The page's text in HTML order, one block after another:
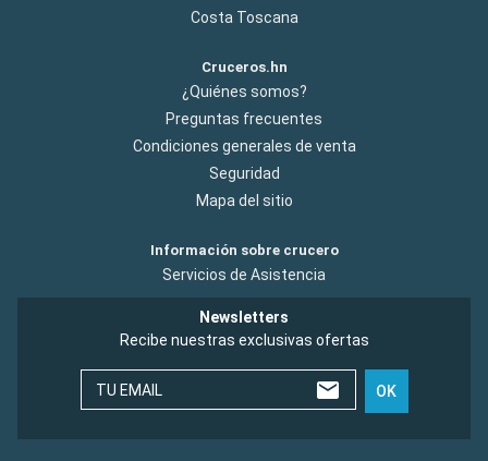
Costa Toscana
Cruceros.hn
¿Quiénes somos?
Preguntas frecuentes
Condiciones generales de venta
Seguridad
Mapa del sitio
Información sobre crucero
Servicios de Asistencia
Newsletters
Recibe nuestras exclusivas ofertas
TU EMAIL OK